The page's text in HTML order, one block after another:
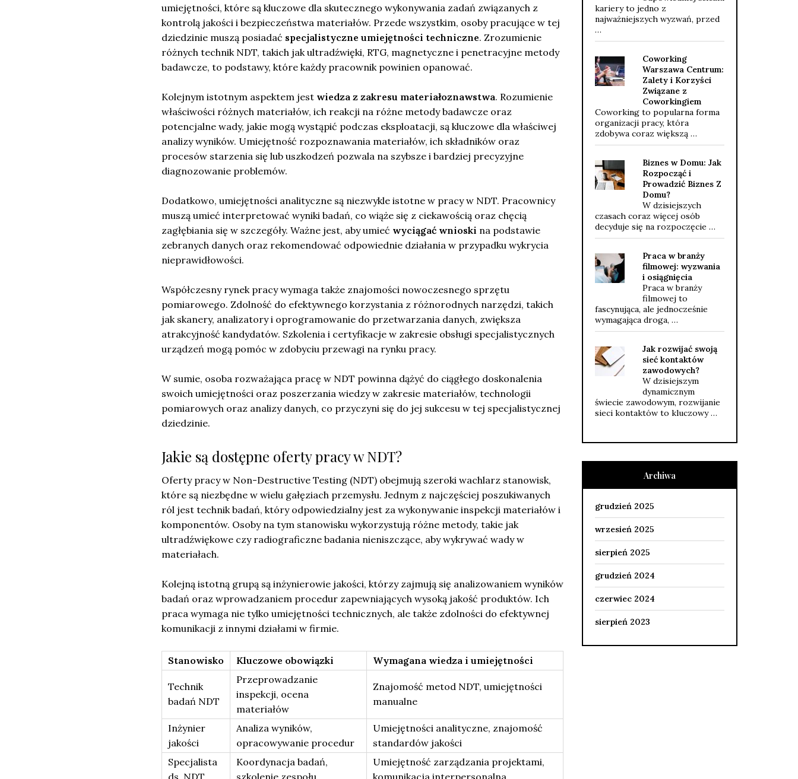
umiejętności, które są kluczowe dla skutecznego wykonywania zadań związanych z
kontrolą jakości i bezpieczeństwa materiałów. Przede wszystkim, osoby pracujące w tej
dziedzinie muszą posiadać specjalistyczne umiejętności techniczne. Zrozumienie
różnych technik NDT, takich jak ultradźwięki, RTG, magnetyczne i penetracyjne metody
badawcze, to podstawy, które każdy pracownik powinien opanować.
Kolejnym istotnym aspektem jest wiedza z zakresu materiałoznawstwa. Rozumienie
właściwości różnych materiałów, ich reakcji na różne metody badawcze oraz
potencjalne wady, jakie mogą wystąpić podczas eksploatacji, są kluczowe dla właściwej
analizy wyników. Umiejętność rozpoznawania materiałów, ich składników oraz
procesów starzenia się lub uszkodzeń pozwala na szybsze i bardziej precyzyjne
diagnozowanie problemów.
Dodatkowo, umiejętności analityczne są niezwykle istotne w pracy w NDT. Pracownicy
muszą umieć interpretować wyniki badań, co wiąże się z ciekawością oraz chęcią
zagłębiania się w szczegóły. Ważne jest, aby umieć wyciągać wnioski na podstawie
zebranych danych oraz rekomendować odpowiednie działania w przypadku wykrycia
nieprawidłowości.
Współczesny rynek pracy wymaga także znajomości nowoczesnego sprzętu
pomiarowego. Zdolność do efektywnego korzystania z różnorodnych narzędzi, takich
jak skanery, analizatory i oprogramowanie do przetwarzania danych, zwiększa
atrakcyjność kandydatów. Szkolenia i certyfikacje w zakresie obsługi specjalistycznych
urządzeń mogą pomóc w zdobyciu przewagi na rynku pracy.
W sumie, osoba rozważająca pracę w NDT powinna dążyć do ciągłego doskonalenia
swoich umiejętności oraz poszerzania wiedzy w zakresie materiałów, technologii
pomiarowych oraz analizy danych, co przyczyni się do jej sukcesu w tej specjalistycznej
dziedzinie.
Jakie są dostępne oferty pracy w NDT?
Oferty pracy w Non-Destructive Testing (NDT) obejmują szeroki wachlarz stanowisk,
które są niezbędne w wielu gałęziach przemysłu. Jednym z najczęściej poszukiwanych
ról jest technik badań, który odpowiedzialny jest za wykonywanie inspekcji materiałów i
komponentów. Osoby na tym stanowisku wykorzystują różne metody, takie jak
ultradźwiękowe czy radiograficzne badania nieniszczące, aby wykrywać wady w
materiałach.
Kolejną istotną grupą są inżynierowie jakości, którzy zajmują się analizowaniem wyników
badań oraz wprowadzaniem procedur zapewniających wysoką jakość produktów. Ich
praca wymaga nie tylko umiejętności technicznych, ale także zdolności do efektywnej
komunikacji z innymi działami w firmie.
Stanowisko Kluczowe obowiązki Wymagana wiedza i umiejętności
Technik
badań NDT
Przeprowadzanie
inspekcji, ocena
materiałów
Znajomość metod NDT, umiejętności
manualne
Inżynier
jakości
Analiza wyników,
opracowywanie procedur
Umiejętności analityczne, znajomość
standardów jakości
Specjalista
ds. NDT
Koordynacja badań,
szkolenie zespołu
Umiejętność zarządzania projektami,
komunikacja interpersonalna
kariery to jedno z
najważniejszych wyzwań, przed
…
Coworking
Warszawa Centrum:
Zalety i Korzyści
Związane z
Coworkingiem
Coworking to popularna forma
organizacji pracy, która
zdobywa coraz większą …
Biznes w Domu: Jak
Rozpocząć i
Prowadzić Biznes Z
Domu?
W dzisiejszych
czasach coraz więcej osób
decyduje się na rozpoczęcie …
Praca w branży
filmowej: wyzwania
i osiągnięcia
Praca w branży
filmowej to
fascynująca, ale jednocześnie
wymagająca droga, …
Jak rozwijać swoją
sieć kontaktów
zawodowych?
W dzisiejszym
dynamicznym
świecie zawodowym, rozwijanie
sieci kontaktów to kluczowy …
Archiwa
grudzień 2025
wrzesień 2025
sierpień 2025
grudzień 2024
czerwiec 2024
sierpień 2023